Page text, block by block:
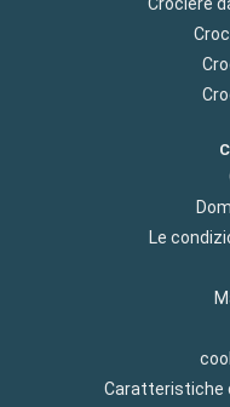
Le
Caratteristiche